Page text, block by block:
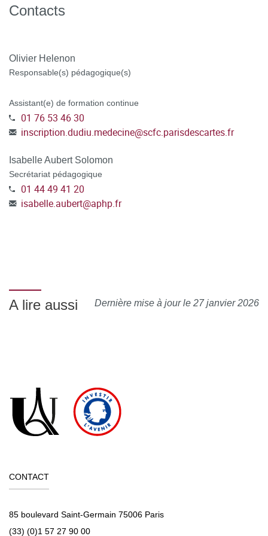
si vous bénéficiez d'une prise en charge : déposer votre
attestation/accord de prise en charge
TRAITÉ.
préciser dans votre dossier CanditOnLine, votre numéro de
demandeur d'emploi, votre agence de rattachement et
sélectionner le mode de financement POLE EMPLOI au
POSTULER A LA FORMATION en vous connectant à la
plateforme C@nditOnLine
Contacts
Olivier Helenon
Responsable(s) pédagogique(s)
Assistant(e) de formation continue
01 76 53 46 30
inscription.dudiu.medecine@scfc.parisdescartes.fr
Isabelle Aubert Solomon
Secrétariat pédagogique
01 44 49 41 20
isabelle.aubert@aphp.fr
Dernière mise à jour le 27 janvier 2026
A lire aussi
CONTACT
85 boulevard Saint-Germain 75006 Paris
(33) (0)1 57 27 90 00